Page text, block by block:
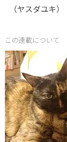
（ヤスダユキ）
この連載について